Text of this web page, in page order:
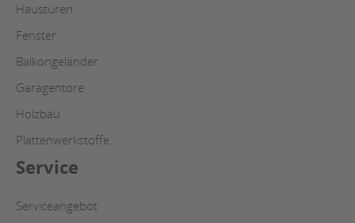
Haustüren
Fenster
Balkongeländer
Garagentore
Holzbau
Plattenwerkstoffe
Service
Serviceangebot